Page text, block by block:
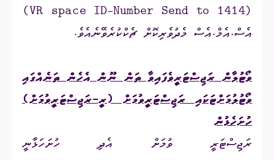
(VR space ID-Number Send to 1414)
އެސް.އެމް.އެސް މެދުވެރިކޮށް ޗެކްކުރެވޭނެއެވެ.
ވޯޓުލާން ރަޖިސްޓަރީވެފައިވާ ތަން ނޫން އެހެން ތަނެއްގައި
ވޯޓުލުމަށްޓަކައި ރަޖިސްޓަރީވުމަށް (ރީ-ރަޖިސްޓަރީވުމަށް)
ހުށަހެޅުން
ރަޖިސްޓަރީ ވުމަށް އެދި ހުށަހަޅާނީ